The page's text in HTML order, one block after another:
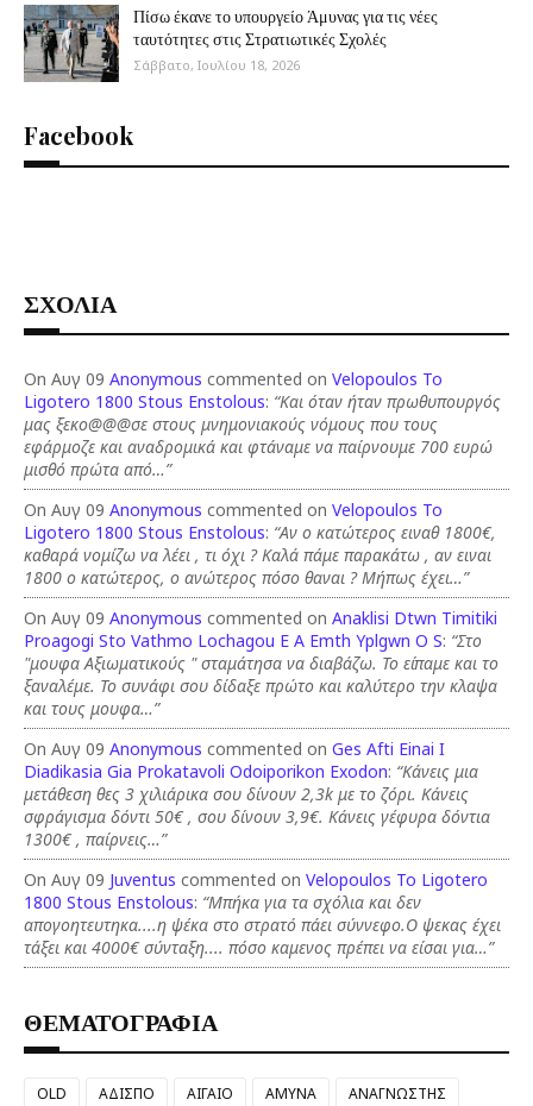
Πίσω έκανε το υπουργείο Άμυνας για τις νέες
ταυτότητες στις Στρατιωτικές Σχολές
Σάββατο, Ιουλίου 18, 2026
Facebook
ΣΧΟΛΙΑ
On Αυγ 09 Anonymous commented on Velopoulos To
Ligotero 1800 Stous Enstolous: “Και όταν ήταν πρωθυπουργός
μας ξεκο@@@σε στους μνημονιακούς νόμους που τους
εφάρμοζε και αναδρομικά και φτάναμε να παίρνουμε 700 ευρώ
μισθό πρώτα από…”
On Αυγ 09 Anonymous commented on Velopoulos To
Ligotero 1800 Stous Enstolous: “Αν ο κατώτερος ειναθ 1800€,
καθαρά νομίζω να λέει , τι όχι ? Καλά πάμε παρακάτω , αν ειναι
1800 ο κατώτερος, ο ανώτερος πόσο θαναι ? Μήπως έχει…”
On Αυγ 09 Anonymous commented on Anaklisi Dtwn Timitiki
Proagogi Sto Vathmo Lochagou E A Emth Yplgwn O S: “Στο
"μουφα Αξιωματικούς " σταμάτησα να διαβάζω. Το είπαμε και το
ξαναλέμε. Το συνάφι σου δίδαξε πρώτο και καλύτερο την κλαψα
και τους μουφα…”
On Αυγ 09 Anonymous commented on Ges Afti Einai I
Diadikasia Gia Prokatavoli Odoiporikon Exodon: “Κάνεις μια
μετάθεση θες 3 χιλιάρικα σου δίνουν 2,3k με το ζόρι. Κάνεις
σφράγισμα δόντι 50€ , σου δίνουν 3,9€. Κάνεις γέφυρα δόντια
1300€ , παίρνεις…”
On Αυγ 09 Juventus commented on Velopoulos To Ligotero
1800 Stous Enstolous: “Μπήκα για τα σχόλια και δεν
απογοητευτηκα....η ψέκα στο στρατό πάει σύννεφο.Ο ψεκας έχει
τάξει και 4000€ σύνταξη.... πόσο καμενος πρέπει να είσαι για…”
ΘΕΜΑΤΟΓΡΑΦΙΑ
OLD ΑΔΙΣΠΟ ΑΙΓΑΙΟ ΑΜΥΝΑ
ΑΝΑΓΝΩΣΤΗΣ